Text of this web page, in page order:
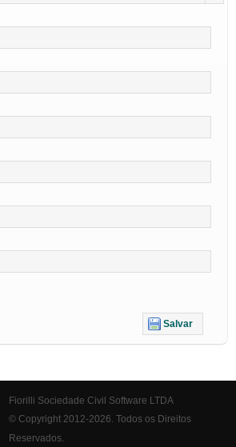
Salvar
Fiorilli Sociedade Civil Software LTDA
© Copyright 2012-2026. Todos os Direitos
Reservados.